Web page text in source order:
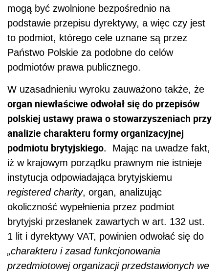
mogą być zwolnione bezpośrednio na
podstawie przepisu dyrektywy, a więc czy jest
to podmiot, którego cele uznane są przez
Państwo Polskie za podobne do celów
podmiotów prawa publicznego.
W uzasadnieniu wyroku zauważono także, że
organ niewłaściwe odwołał się do przepisów
polskiej ustawy prawa o stowarzyszeniach przy
analizie charakteru formy organizacyjnej
podmiotu brytyjskiego. Mając na uwadze fakt,
iż w krajowym porządku prawnym nie istnieje
instytucja odpowiadająca brytyjskiemu
registered charity, organ, analizując
okoliczność wypełnienia przez podmiot
brytyjski przesłanek zawartych w art. 132 ust.
1 lit i dyrektywy VAT, powinien odwołać się do
„charakteru i zasad funkcjonowania
przedmiotowej organizacji przedstawionych we